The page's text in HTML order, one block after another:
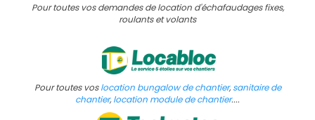
Pour toutes vos demandes de location d'échafaudages fixes,
roulants et volants
Pour toutes voslocation bungalow de chantier,sanitaire de
chantier,location module de chantier....